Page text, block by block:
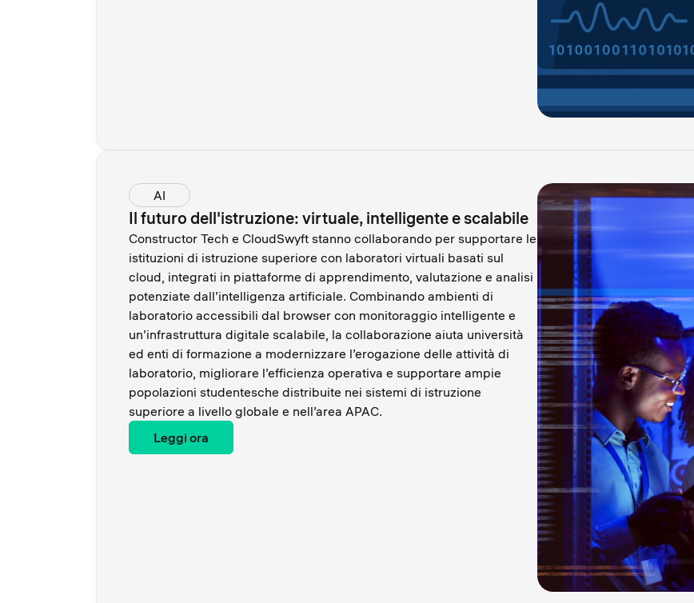
AI
Il futuro dell'istruzione: virtuale, intelligente e scalabile
Constructor Tech e CloudSwyft stanno collaborando per supportare le
istituzioni di istruzione superiore con laboratori virtuali basati sul
cloud, integrati in piattaforme di apprendimento, valutazione e analisi
potenziate dall’intelligenza artificiale. Combinando ambienti di
laboratorio accessibili dal browser con monitoraggio intelligente e
un’infrastruttura digitale scalabile, la collaborazione aiuta università
ed enti di formazione a modernizzare l’erogazione delle attività di
laboratorio, migliorare l’efficienza operativa e supportare ampie
popolazioni studentesche distribuite nei sistemi di istruzione
superiore a livello globale e nell’area APAC.
Leggi ora